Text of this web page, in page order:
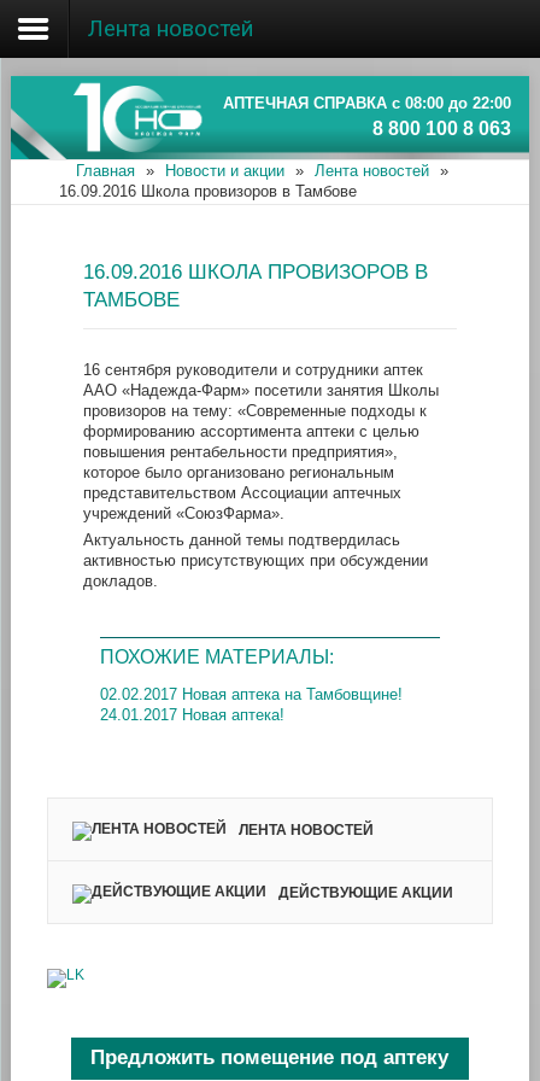
Главная
Об ассоциации
Наши аптеки
Информация
Лента новостей
АПТЕЧНАЯ СПРАВКА с 08:00 до 22:00
8 800 100 8 063
Главная » Новости и акции » Лента новостей
»
16.09.2016 Школа провизоров в Тамбове
16.09.2016 ШКОЛА ПРОВИЗОРОВ В
ТАМБОВЕ
16 сентября руководители и сотрудники аптек
ААО «Надежда-Фарм» посетили занятия Школы
провизоров на тему: «Современные подходы к
формированию ассортимента аптеки с целью
повышения рентабельности предприятия»,
которое было организовано региональным
представительством Ассоциации аптечных
учреждений «СоюзФарма».
Актуальность данной темы подтвердилась
активностью присутствующих при обсуждении
докладов.
ПОХОЖИЕ МАТЕРИАЛЫ:
02.02.2017 Новая аптека на Тамбовщине!
24.01.2017 Новая аптека!
ЛЕНТА НОВОСТЕЙ
ДЕЙСТВУЮЩИЕ АКЦИИ
Предложить помещение под аптеку